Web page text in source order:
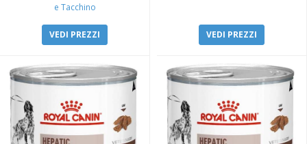
e Tacchino
VEDI PREZZI VEDI PREZZI